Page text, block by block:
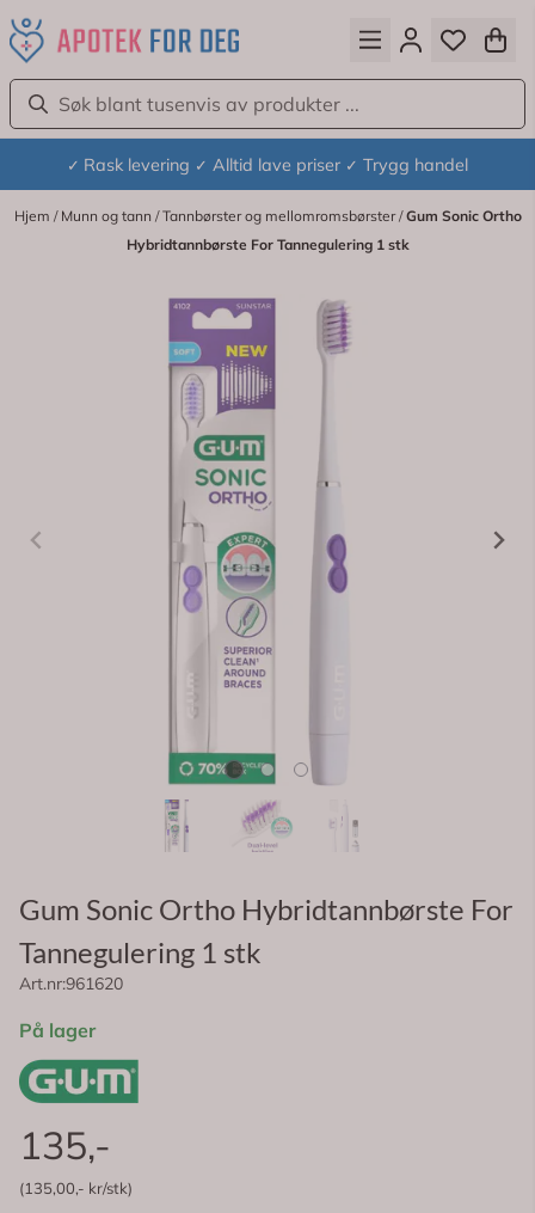
Hopp til innhold
✓ Rask levering ✓ Alltid lave priser ✓ Trygg handel
Hjem / Munn og tann /Tannbørster og mellomromsbørster/Gum Sonic Ortho
Hybridtannbørste For Tannegulering 1 stk
Gum Sonic Ortho Hybridtannbørste For
Tannegulering 1 stk
Art.nr:961620
På lager
135,-